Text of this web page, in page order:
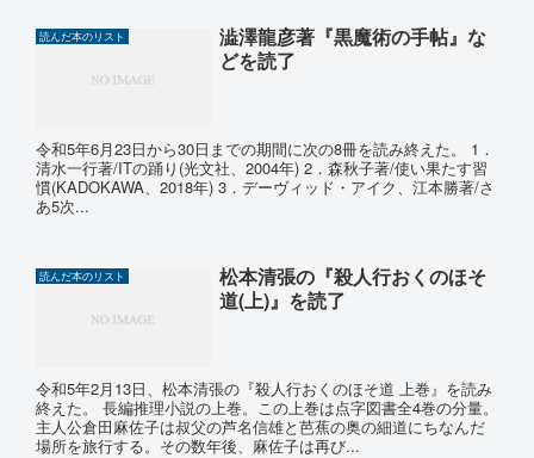
読んだ本のリスト
澁澤龍彦著『黒魔術の手帖』な
どを読了
令和5年6月23日から30日までの期間に次の8冊を読み終えた。 1．
清水一行著/ITの踊り(光文社、2004年) 2．森秋子著/使い果たす習
慣(KADOKAWA、2018年) 3．デーヴィッド・アイク、江本勝著/さ
あ5次...
読んだ本のリスト
松本清張の『殺人行おくのほそ
道(上)』を読了
令和5年2月13日、松本清張の『殺人行おくのほそ道 上巻』を読み
終えた。 長編推理小説の上巻。この上巻は点字図書全4巻の分量。
主人公倉田麻佐子は叔父の芦名信雄と芭蕉の奥の細道にちなんだ
場所を旅行する。その数年後、麻佐子は再び...